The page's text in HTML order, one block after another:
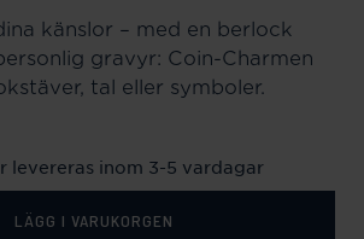
känslor – med en berlock
gravyr: Coin-Charmen
tal eller symboler.
levereras inom 3-5 vardagar
LÄGG I VARUKORGEN